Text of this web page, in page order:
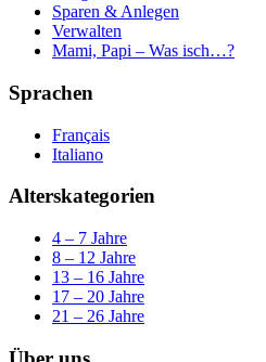
Sparen & Anlegen
Verwalten
Mami, Papi – Was isch…?
Sprachen
Français
Italiano
Alterskategorien
4 – 7 Jahre
8 – 12 Jahre
13 – 16 Jahre
17 – 20 Jahre
21 – 26 Jahre